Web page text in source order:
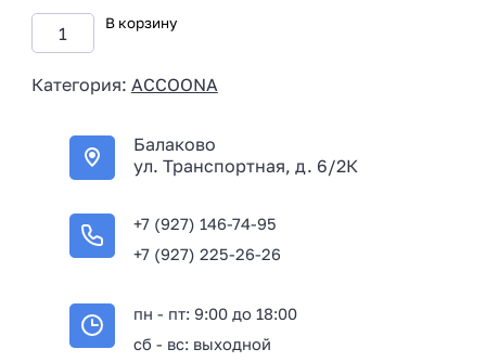
В корзину
Категория: ACCOONA
Балаково
ул. Транспортная, д. 6/2К
+7 (927) 146-74-95
+7 (927) 225-26-26
пн - пт: 9:00 до 18:00
сб - вс: выходной